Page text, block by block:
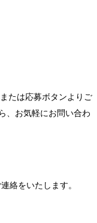
たは応募ボタンよりご
、お気軽にお問い合わ
絡をいたします。